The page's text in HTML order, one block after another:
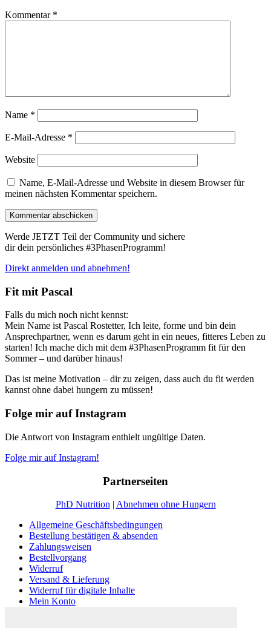
Kommentar *
Name *
E-Mail-Adresse *
Website
Name, E-Mail-Adresse und Website in diesem Browser für
meinen nächsten Kommentar speichern.
Werde JETZT Teil der Community und sichere
dir dein persönliches #3PhasenProgramm!
Direkt anmelden und abnehmen!
Fit mit Pascal
Falls du mich noch nicht kennst:
Mein Name ist Pascal Rostetter, Ich leite, forme und bin dein
Ansprechpartner, wenn es darum geht in ein neues, fitteres Leben zu
starten! Ich mache dich mit dem #3PhasenProgramm fit für den
Sommer – und darüber hinaus!
Das ist meine Motivation – dir zu zeigen, dass auch du fit werden
kannst ohne dabei hungern zu müssen!
Folge mir auf Instagram
Die Antwort von Instagram enthielt ungültige Daten.
Folge mir auf Instagram!
Partnerseiten
PhD Nutrition | Abnehmen ohne Hungern
Allgemeine Geschäftsbedingungen
Bestellung bestätigen & absenden
Zahlungsweisen
Bestellvorgang
Widerruf
Versand & Lieferung
Widerruf für digitale Inhalte
Mein Konto